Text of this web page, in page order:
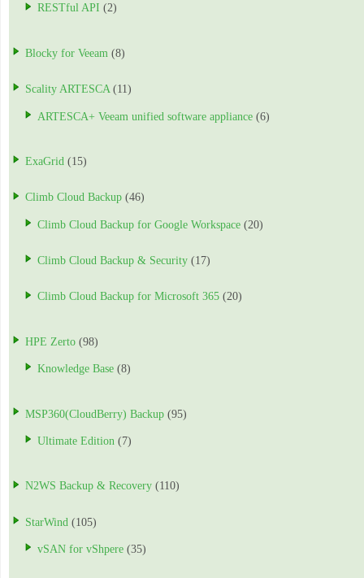
RESTful API (2)
Blocky for Veeam (8)
Scality ARTESCA(11)
ARTESCA+ Veeam unified software appliance (6)
ExaGrid (15)
Climb Cloud Backup (46)
Climb Cloud Backup for Google Workspace (20)
Climb Cloud Backup & Security (17)
Climb Cloud Backup for Microsoft 365 (20)
HPE Zerto (98)
Knowledge Base (8)
MSP360(CloudBerry) Backup (95)
Ultimate Edition (7)
N2WS Backup & Recovery (110)
StarWind (105)
vSAN for vShpere (35)